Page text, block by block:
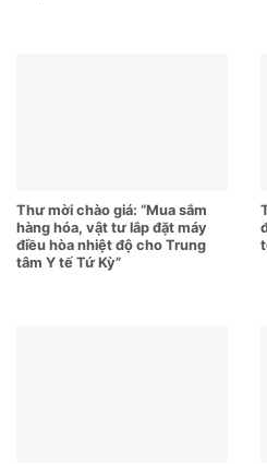
Thư mời chào giá: “Mua sắm
hàng hóa, vật tư lắp đặt máy
điều hòa nhiệt độ cho Trung
tâm Y tế Tứ Kỳ”